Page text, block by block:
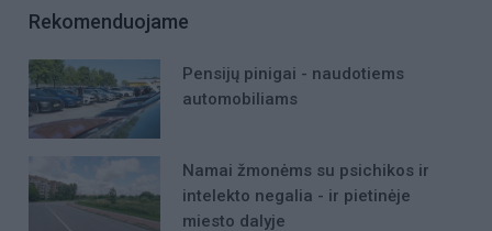
Rekomenduojame
Pensijų pinigai - naudotiems
automobiliams
Namai žmonėms su psichikos ir
intelekto negalia - ir pietinėje
miesto dalyje